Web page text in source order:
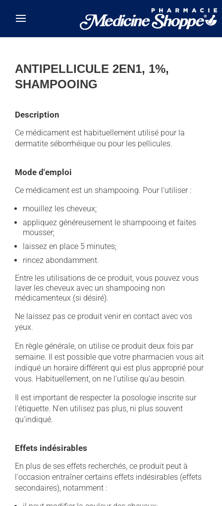
ANTIPELLICULE 2EN1, 1%,
SHAMPOOING
Description
Ce médicament est habituellement utilisé pour la
dermatite séborrhéique ou pour les pellicules.
Mode d'emploi
Ce médicament est un shampooing. Pour l'utiliser :
mouillez les cheveux;
appliquez généreusement le shampooing et faites
mousser;
laissez en place 5 minutes;
rincez abondamment.
Entre les utilisations de ce produit, vous pouvez vous
laver les cheveux avec un shampooing non
médicamenteux (si désiré).
Ne laissez pas ce produit venir en contact avec vos
yeux.
En règle générale, on utilise ce produit deux fois par
semaine. Il est possible que votre pharmacien vous ait
indiqué un horaire différent qui est plus approprié pour
vous. Habituellement, on ne l'utilise qu'au besoin.
Il est important de respecter la posologie inscrite sur
l'étiquette. N'en utilisez pas plus, ni plus souvent
qu'indiqué.
Effets indésirables
En plus de ses effets recherchés, ce produit peut à
l'occasion entraîner certains effets indésirables (effets
secondaires), notamment :